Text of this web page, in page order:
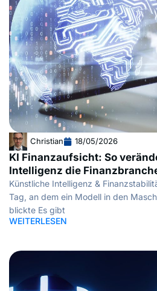
Christian 18/05/2026
KI Finanzaufsicht: So
Intelligenz die
Künstliche Intelligenz &
Tag, an dem ein Modell in den
blickte Es gibt
WEITERLESEN